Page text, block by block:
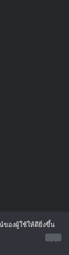
ของผู้ใช้ให้ดียิ่งขึ้น